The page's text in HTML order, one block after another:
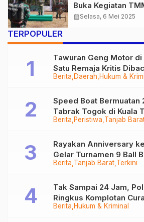
Buka Kegiatan
Kecamatan Bram
calendar_monthSelasa, 6 Mei 2025
TERPOPULER
Berita Daerah Hukum &
Tawuran Geng Motor di
Satu Remaja Kritis
Ditangkap
Berita Peristiwa Tanjab
Speed Boat Bermuatan
Tabrak Togok di Kuala
Sempat Hilang
Berita Tanjab Barat Terkini
Rayakan Anniversary
Gelar Turnamen 9 Ball
Juta
Berita Hukum & Kriminal
Tak Sampai 24 Jam,
Ringkus Komplotan
Tungkal